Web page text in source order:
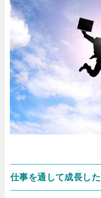
仕事を通して成長し